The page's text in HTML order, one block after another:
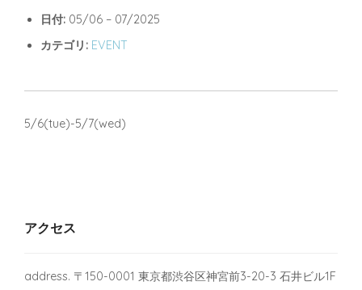
日付: 05/06 – 07/2025
カテゴリ: EVENT
5/6(tue)-5/7(wed)
アクセス
address. 〒150-0001 東京都渋谷区神宮前3-20-3 石井ビル1F